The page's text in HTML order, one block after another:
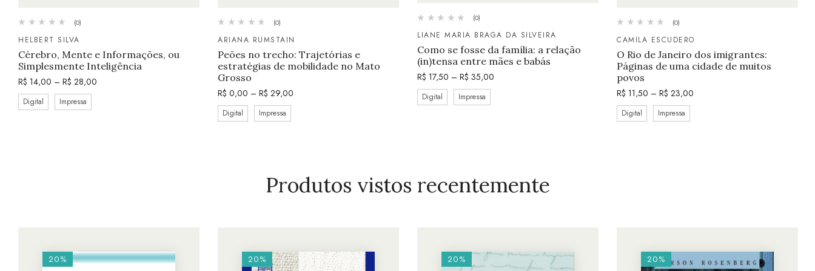
(0)
HELBERT SILVA
Cérebro, Mente e Informações, ou
Simplesmente Inteligência
R$ 14,00 – R$ 28,00
Digital Impressa
(0)
ARIANA RUMSTAIN
Peões no trecho: Trajetórias e
estratégias de mobilidade no Mato
Grosso
R$ 0,00 – R$ 29,00
Digital Impressa
(0)
LIANE MARIA BRAGA DA SILVEIRA
Como se fosse da família: a relação
(in)tensa entre mães e babás
R$ 17,50 – R$ 35,00
Digital Impressa
(0)
CAMILA ESCUDERO
O Rio de Janeiro dos imigrantes:
Páginas de uma cidade de muitos
povos
R$ 11,50 – R$ 23,00
Digital Impressa
Produtos vistos recentemente
20% 20% 20% 20%